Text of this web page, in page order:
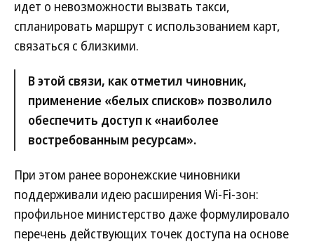
идет о невозможности вызвать такси,
спланировать маршрут с использованием карт,
связаться с близкими.
В этой связи, как отметил чиновник,
применение «белых списков» позволило
обеспечить доступ к «наиболее
востребованным ресурсам».
При этом ранее воронежские чиновники
поддерживали идею расширения Wi-Fi-зон:
профильное министерство даже формулировало
перечень действующих точек доступа на основе